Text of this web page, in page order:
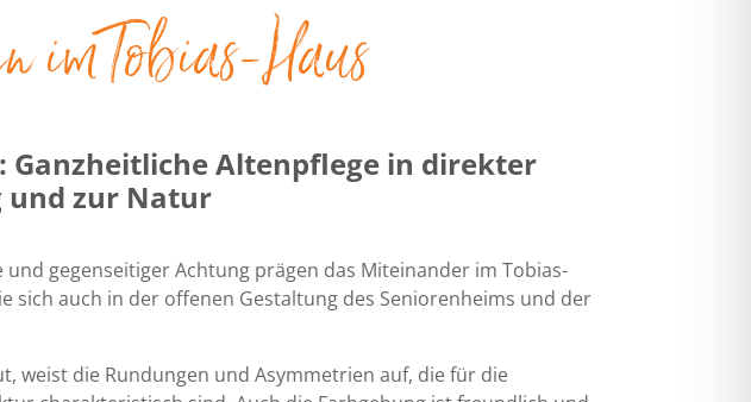
Tobias-Haus
Ganzheitliche Altenpflege in direkter
und zur Natur
gegenseitiger Achtung prägen das Miteinander im Tobias-
sich auch in der offenen Gestaltung des Seniorenheims und der
weist die Rundungen und Asymmetrien auf, die für die